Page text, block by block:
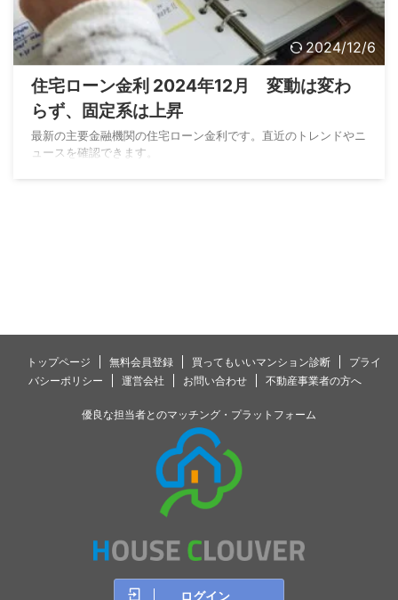
2024/12/6
住宅ローン金利 2024年12月 変動は変わ
らず、固定系は上昇
最新の主要金融機関の住宅ローン金利です。直近のトレンドやニ
ュースを確認できます。
トップページ 無料会員登録 買ってもいいマンション診断
プライ
バシーポリシー
運営会社 お問い合わせ 不動産事業者の方へ
優良な担当者とのマッチング・プラットフォーム
ログイン